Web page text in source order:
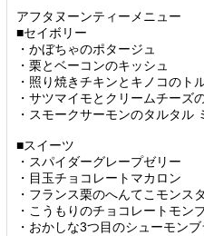
アフタヌーンティーメニュー
■セイボリー
・かぼちゃのポタージュ
・栗とベーコンのキッシュ
・照り焼きチキンとキノコのト
・サツマイモとクリームチーズ
・スモークサーモンのタルタル
■スイーツ
・スパイダーグレープゼリー
・目玉チョコレートマカロン
・フランス栗のへんてこモンス
・こうもりのチョコレートモン
・おかしな3つ目のシューモンブ